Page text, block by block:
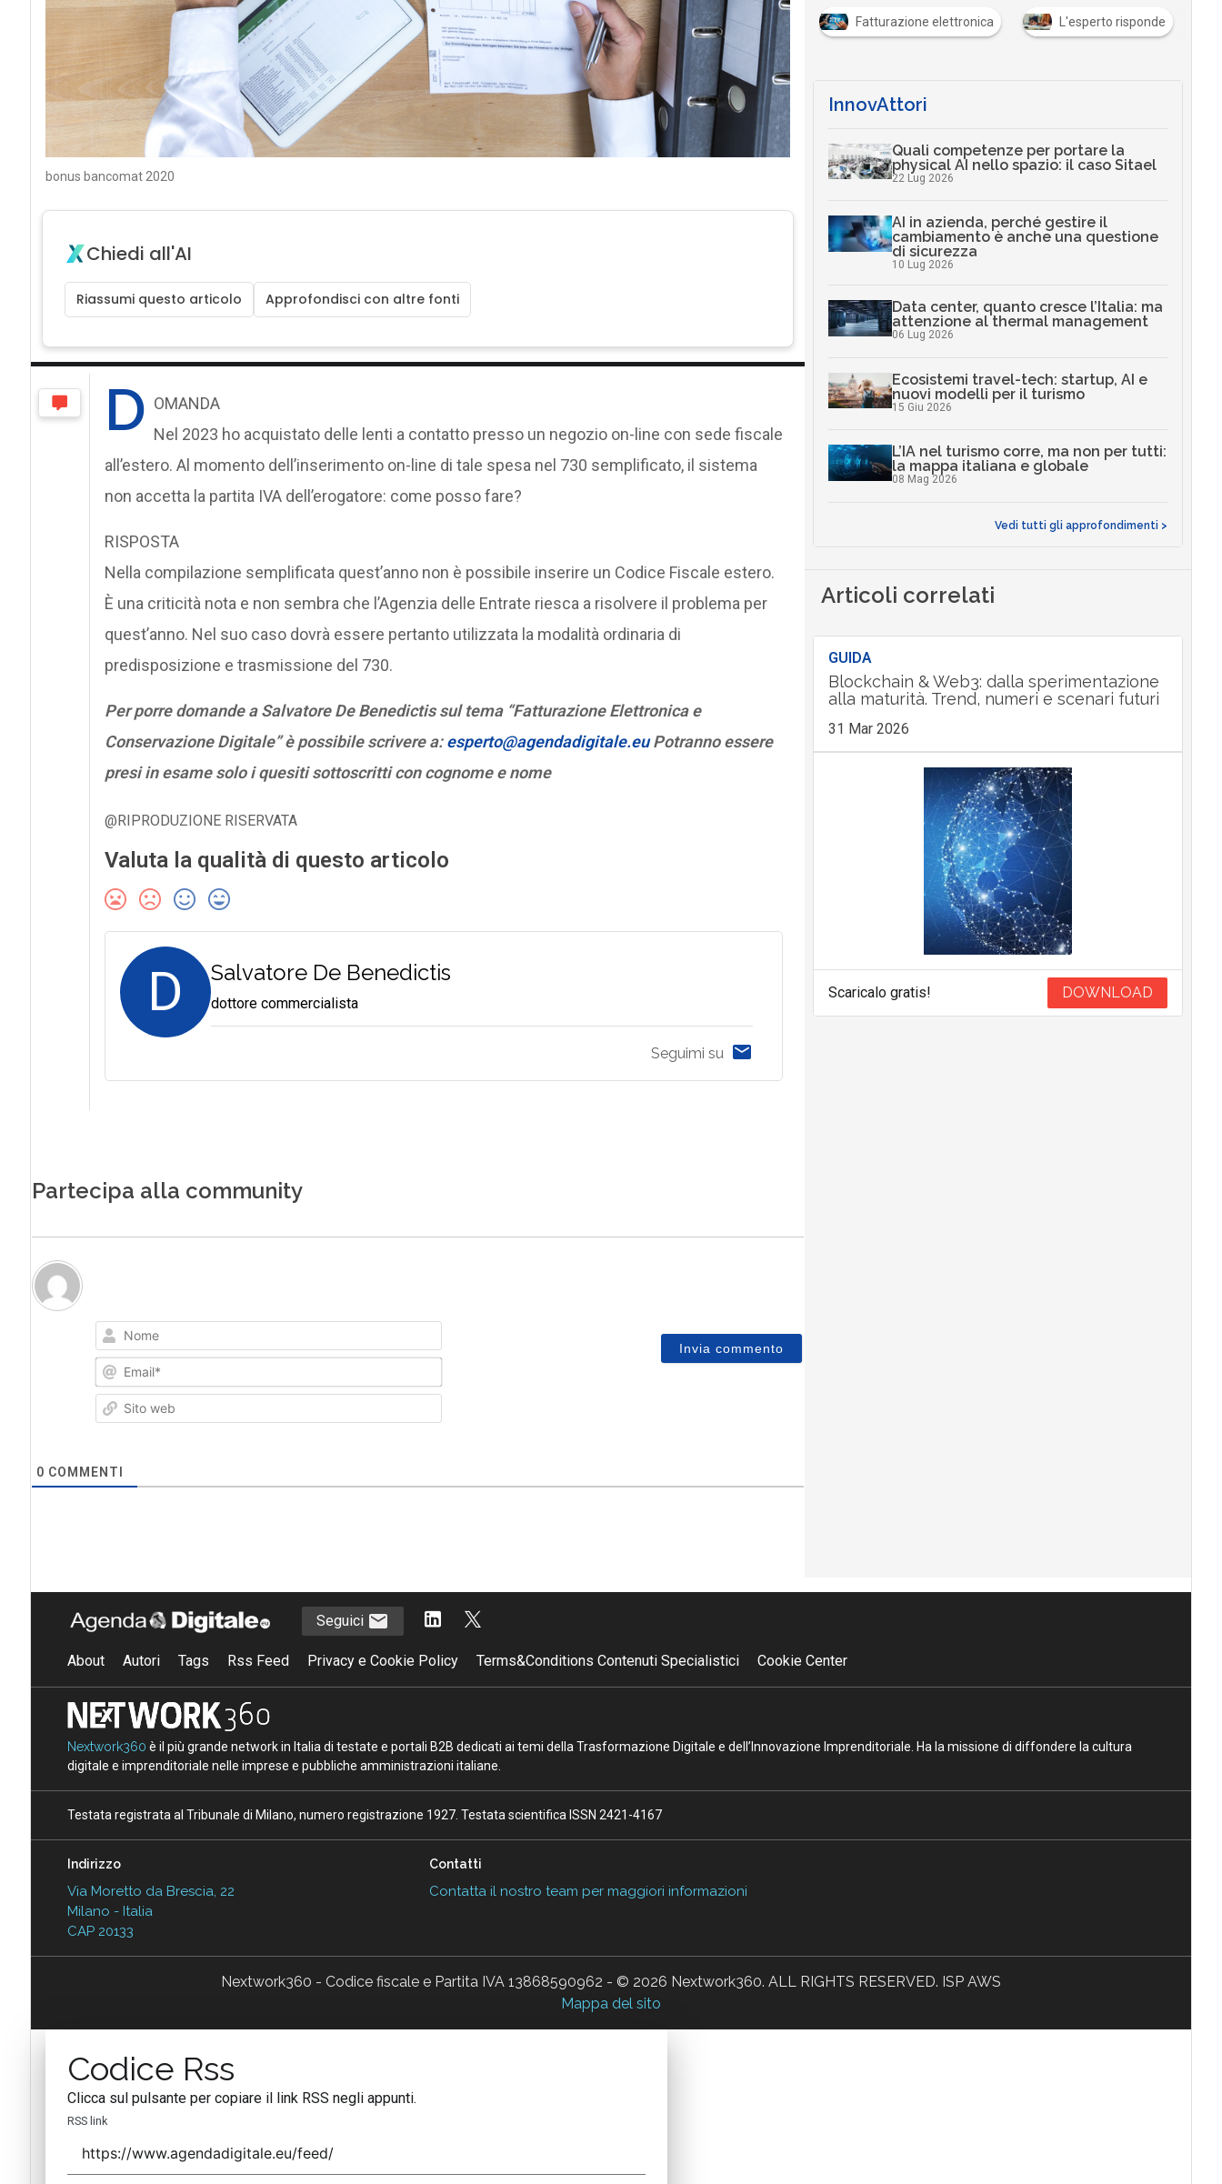
bonus bancomat 2020
Chiedi all'AI
Riassumi questo articolo Approfondisci con altre fonti
D OMANDA
Nel 2023 ho acquistato delle lenti a contatto presso un negozio on-line con sede fiscale
all’estero. Al momento dell’inserimento on-line di tale spesa nel 730 semplificato, il sistema
non accetta la partita IVA dell’erogatore: come posso fare?
RISPOSTA
Nella compilazione semplificata quest’anno non è possibile inserire un Codice Fiscale estero.
È una criticità nota e non sembra che l’Agenzia delle Entrate riesca a risolvere il problema per
quest’anno. Nel suo caso dovrà essere pertanto utilizzata la modalità ordinaria di
predisposizione e trasmissione del 730.
Per porre domande a Salvatore De Benedictis sul tema “Fatturazione Elettronica e
Conservazione Digitale” è possibile scrivere a:esperto@agendadigitale.euPotranno essere
presi in esame solo i quesiti sottoscritti con cognome e nome
@RIPRODUZIONE RISERVATA
Valuta la qualità di questo articolo
D Salvatore De Benedictis
dottore commercialista
Seguimi su
Partecipa alla community
Nome
Email*
Sito
0 COMMENTI
Documenti digitali Fatturazione elettronica L'esperto risponde
InnovAttori
Quali competenze per portare la
physical AI nello spazio: il caso Sitael
22 Lug 2026
AI in azienda, perché gestire il
cambiamento è anche una questione
di sicurezza
10 Lug 2026
Data center, quanto cresce l’Italia: ma
attenzione al thermal management
06 Lug 2026
Ecosistemi travel-tech: startup, AI e
nuovi modelli per il turismo
15 Giu 2026
L’IA nel turismo corre, ma non per tutti:
la mappa italiana e globale
08 Mag 2026
Vedi tutti gli approfondimenti >
Articoli correlati
GUIDA
Blockchain & Web3: dalla sperimentazione
alla maturità. Trend, numeri e scenari futuri
31 Mar 2026
Scaricalo gratis! DOWNLOAD
Seguici
About Autori Tags Rss Feed Privacy e Cookie Policy Terms&Conditions Contenuti Specialistici Cookie Center
Nextwork360 è il più grande network in Italia di testate e portali B2B dedicati ai temi della Trasformazione Digitale e dell’Innovazione Imprenditoriale. Ha la missione di diffondere la cultura
digitale e imprenditoriale nelle imprese e pubbliche amministrazioni italiane.
Testata registrata al Tribunale di Milano, numero registrazione 1927. Testata scientifica ISSN 2421-4167
Indirizzo
Via Moretto da Brescia, 22
Milano - Italia
CAP 20133
Contatti
Contatta il nostro team per maggiori informazioni
Nextwork360 - Codice fiscale e Partita IVA 13868590962 - © 2026 Nextwork360. ALL RIGHTS RESERVED. ISP AWS
Mappa del sito
Codice Rss
Clicca sul pulsante per copiare il link RSS negli appunti.
RSS link